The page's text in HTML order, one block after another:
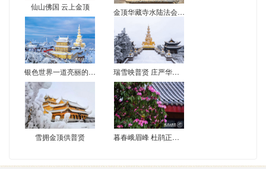
仙山佛国 云上金顶
金顶华藏寺水陆法会略影
银色世界一道亮丽的风景线 瑞雪映普贤 庄严华藏界
雪拥金顶供普贤 暮春峨眉峰 杜鹃正芳菲